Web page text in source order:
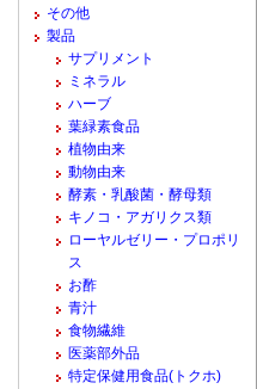
その他
製品
サプリメント
ミネラル
ハーブ
葉緑素食品
植物由来
動物由来
酵素・乳酸菌・酵母類
キノコ・アガリクス類
ローヤルゼリー・プロポリ
ス
お酢
青汁
食物繊維
医薬部外品
特定保健用食品(トクホ)